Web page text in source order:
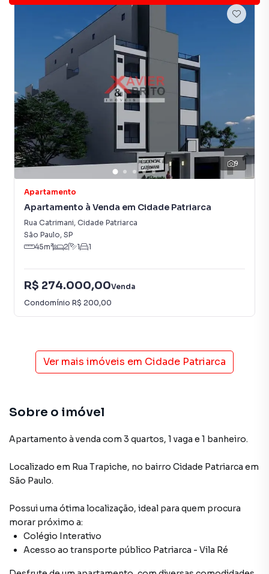
9
Apartamento
Apartamento à Venda em Cidade Patriarca
Rua Catrimani, Cidade Patriarca
São Paulo, SP
45m² 2 1 1
R$ 274.000,00Venda
Condomínio R$ 200,00
Ver mais imóveis em Cidade Patriarca
Sobre o imóvel
Apartamento à venda com 3 quartos, 1 vaga e 1 banheiro.
Localizado em Rua Trapiche, no bairro Cidade Patriarca em
São Paulo.
Possui uma ótima localização, ideal para quem procura
morar próximo a:
Colégio Interativo
Acesso ao transporte público Patriarca - Vila Ré